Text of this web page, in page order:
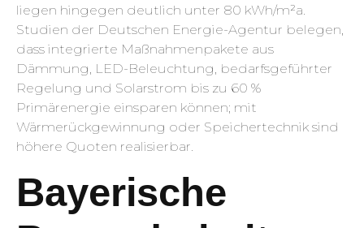
liegen hingegen deutlich unter 80 kWh/m²a.
Studien der Deutschen Energie-Agentur belegen,
dass integrierte Maßnahmenpakete aus
Dämmung, LED-Beleuchtung, bedarfsgeführter
Regelung und Solarstrom bis zu 60 %
Primärenergie einsparen können; mit
Wärmerückgewinnung oder Speichertechnik sind
höhere Quoten realisierbar.
Bayerische